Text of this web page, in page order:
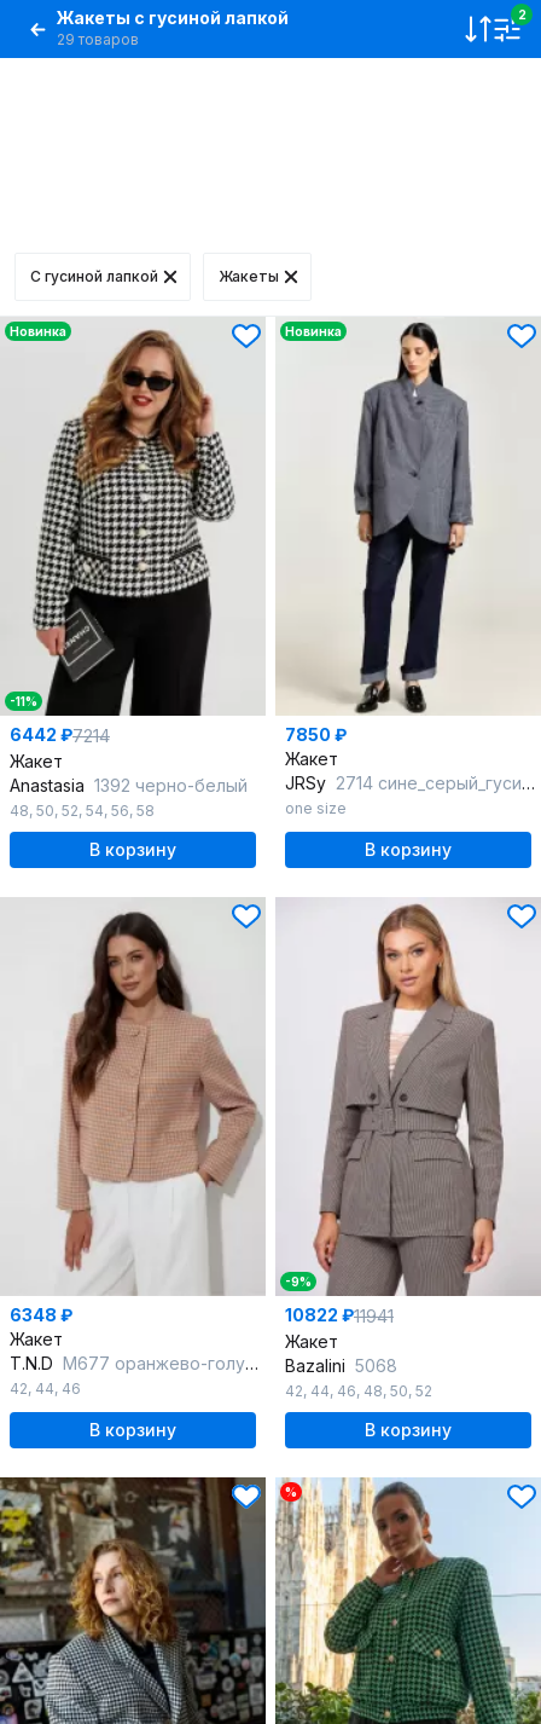
Жакеты с гусиной лапкой
29 товаров
2
С гусиной лапкой Жакеты
Новинка
-11%
6442 ₽7214
Жакет
Anastasia 1392 черно-белый
48, 50, 52, 54, 56, 58
В корзину
Новинка
7850 ₽
Жакет
JRSy 2714 сине_серый_гусиная_лапка
one size
В корзину
6348 ₽
Жакет
T.N.D М677 оранжево-голубой
42, 44, 46
В корзину
-9%
10822 ₽11941
Жакет
Bazalini 5068
42, 44, 46, 48, 50, 52
В корзину
%